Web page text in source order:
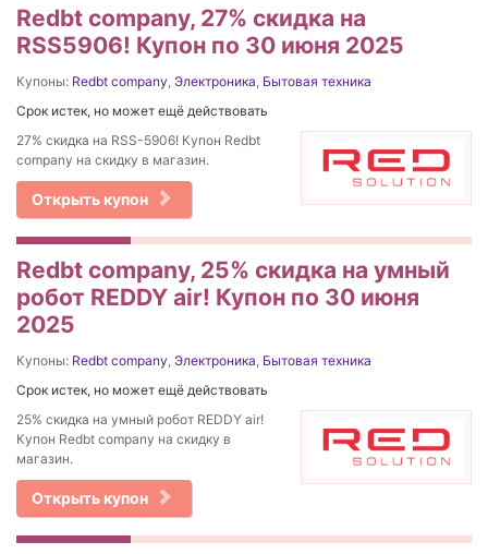
Redbt company, 27% cкидка на
RSS5906! Купон по 30 июня 2025
Купоны: Redbt company, Электроника, Бытовая техника
Срок истек, но может ещё действовать
27% cкидка на RSS-5906! Купон Redbt
company на скидку в магазин.
Открыть купон
Redbt company, 25% скидка на умный
робот REDDY air! Купон по 30 июня
2025
Купоны: Redbt company, Электроника, Бытовая техника
Срок истек, но может ещё действовать
25% скидка на умный робот REDDY air!
Купон Redbt company на скидку в
магазин.
Открыть купон